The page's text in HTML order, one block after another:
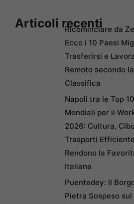
Articoli recenti
Ricominciare da
Ecco i 10 Paesi
Trasferirsi e
Remoto secondo
Classifica
Napoli tra le Top
Mondiali per il
2026: Cultura,
Trasporti
Rendono la
Italiana
Puentedey: Il
Pietra Sospeso sul